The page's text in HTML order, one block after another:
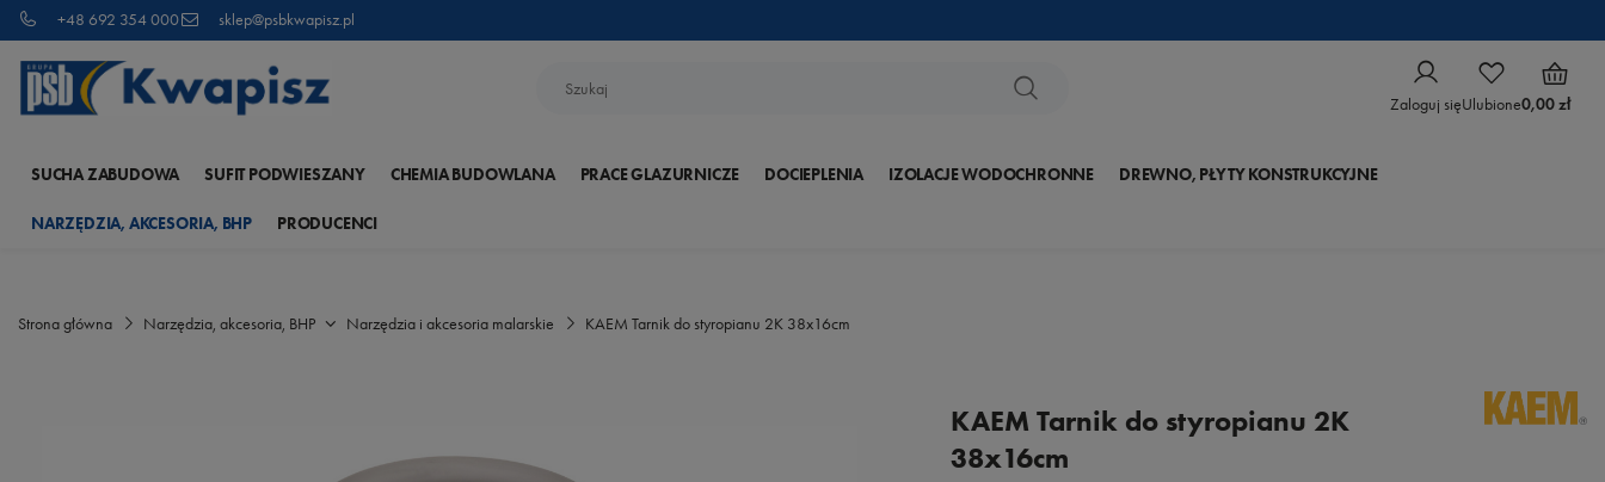
+48 692 354 000 sklep@psbkwapisz.pl
Zaloguj sięUlubione0,00 zł
SUCHA ZABUDOWA SUFIT PODWIESZANY CHEMIA BUDOWLANA PRACE GLAZURNICZE DOCIEPLENIA IZOLACJE WODOCHRONNE DREWNO, PŁYTY KONSTRUKCYJNE
NARZĘDZIA, AKCESORIA, BHP PRODUCENCI
Strona główna Narzędzia, akcesoria, BHP Narzędzia i akcesoria malarskie KAEM Tarnik do styropianu 2K 38x16cm
KAEM Tarnik do styropianu 2K
38x16cm